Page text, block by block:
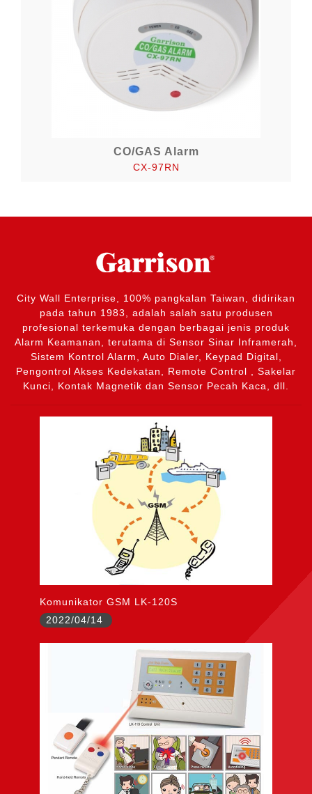
CO/GAS Alarm
CX-97RN
City Wall Enterprise, 100% pangkalan Taiwan, didirikan
pada tahun 1983, adalah salah satu produsen
profesional terkemuka dengan berbagai jenis produk
Alarm Keamanan, terutama di Sensor Sinar Inframerah,
Sistem Kontrol Alarm, Auto Dialer, Keypad Digital,
Pengontrol Akses Kedekatan, Remote Control , Sakelar
Kunci, Kontak Magnetik dan Sensor Pecah Kaca, dll.
Komunikator GSM LK-120S
2022/04/14